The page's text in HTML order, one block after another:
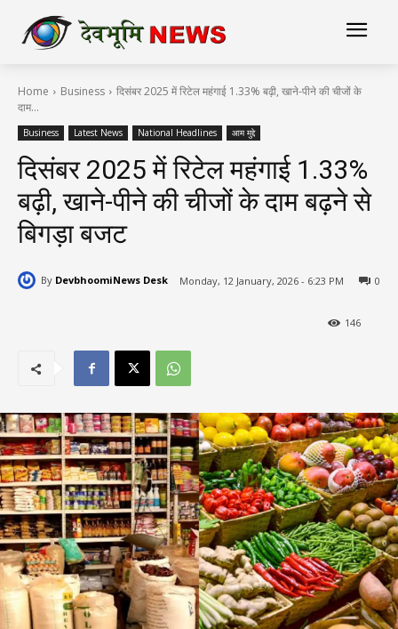
Home Business
दिसंबर 2025 में रिटेल महंगाई 1.33% बढ़ी, खाने-पीने की चीजों के
दाम...
Business Latest News National Headlines आम मुद्दे
दिसंबर 2025 में रिटेल महंगाई 1.33%
बढ़ी, खाने-पीने की चीजों के दाम बढ़ने से
बिगड़ा बजट
By DevbhoomiNews Desk Monday, 12 January, 2026 - 6:23 PM 0
146